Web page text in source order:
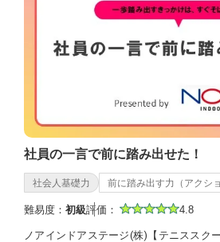
社員の一言で前に踏み出せた！
社会人基礎力 前に踏み出す力（アクショ
難易度： 初級評価： 4.8
ノアインドアステージ(株)【テニススク